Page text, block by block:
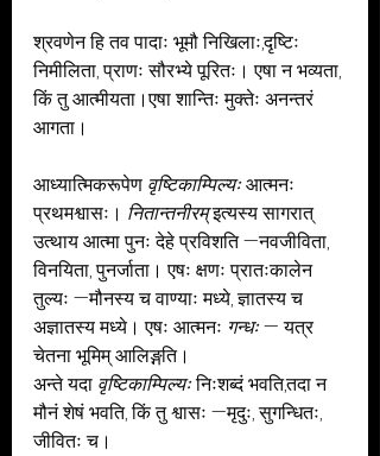
श्रवणेन हि तव पादाः भूमौ निखिलाः,दृष्टिः
निमीलिता, प्राणः सौरभ्ये पूरितः। एषा न भव्यता,
किं तु आत्मीयता।एषा शान्तिः मुक्तेः अनन्तरं
आगता।
आध्यात्मिकरूपेण वृष्टिकाम्पिल्यः आत्मनः
प्रथमश्वासः। नितान्तनीरम् इत्यस्य सागरात्
उत्थाय आत्मा पुनः देहे प्रविशति —नवजीविता,
विनयिता, पुनर्जाता। एषः क्षणः प्रातःकालेन
तुल्यः —मौनस्य च वाण्याः मध्ये, ज्ञातस्य च
अज्ञातस्य मध्ये। एषः आत्मनः गन्धः — यत्र
चेतना भूमिम् आलिङ्गति।
अन्ते यदा वृष्टिकाम्पिल्यः निःशब्दं भवति,तदा न
मौनं शेषं भवति, किं तु श्वासः —मृदुः, सुगन्धितः,
जीवितः च।